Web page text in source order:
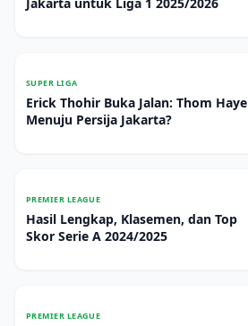
Jakarta untuk Liga 1 2025/2026
SUPER LIGA
Erick Thohir Buka Jalan: Thom Haye
Menuju Persija Jakarta?
PREMIER LEAGUE
Hasil Lengkap, Klasemen, dan Top
Skor Serie A 2024/2025
PREMIER LEAGUE